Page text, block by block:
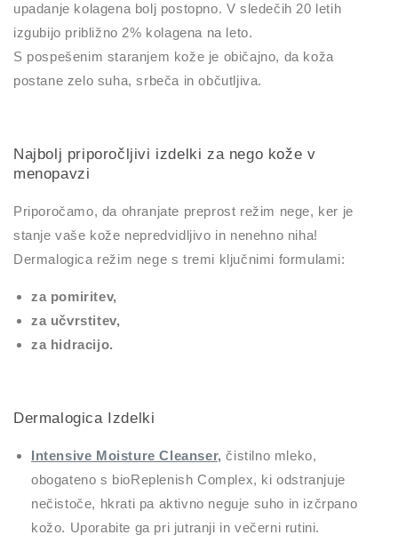
upadanje kolagena bolj postopno. V sledečih 20 letih
izgubijo približno 2% kolagena na leto.
S pospešenim staranjem kože je običajno, da koža
postane zelo suha, srbeča in občutljiva.
Najbolj priporočljivi izdelki za nego kože v
menopavzi
Priporočamo, da ohranjate preprost režim nege, ker je
stanje vaše kože nepredvidljivo in nenehno niha!
Dermalogica režim nege s tremi ključnimi formulami:
za pomiritev,
za učvrstitev,
za hidracijo.
Dermalogica Izdelki
Intensive Moisture Cleanser, čistilno mleko,
obogateno s bioReplenish Complex, ki odstranjuje
nečistoče, hkrati pa aktivno neguje suho in izčrpano
kožo. Uporabite ga pri jutranji in večerni rutini.